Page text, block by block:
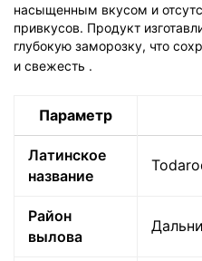
насыщенным вкусом и
привкусов. Продукт
глубокую заморозку, что
и свежесть .
Параметр
Латинское
название
Район
вылова